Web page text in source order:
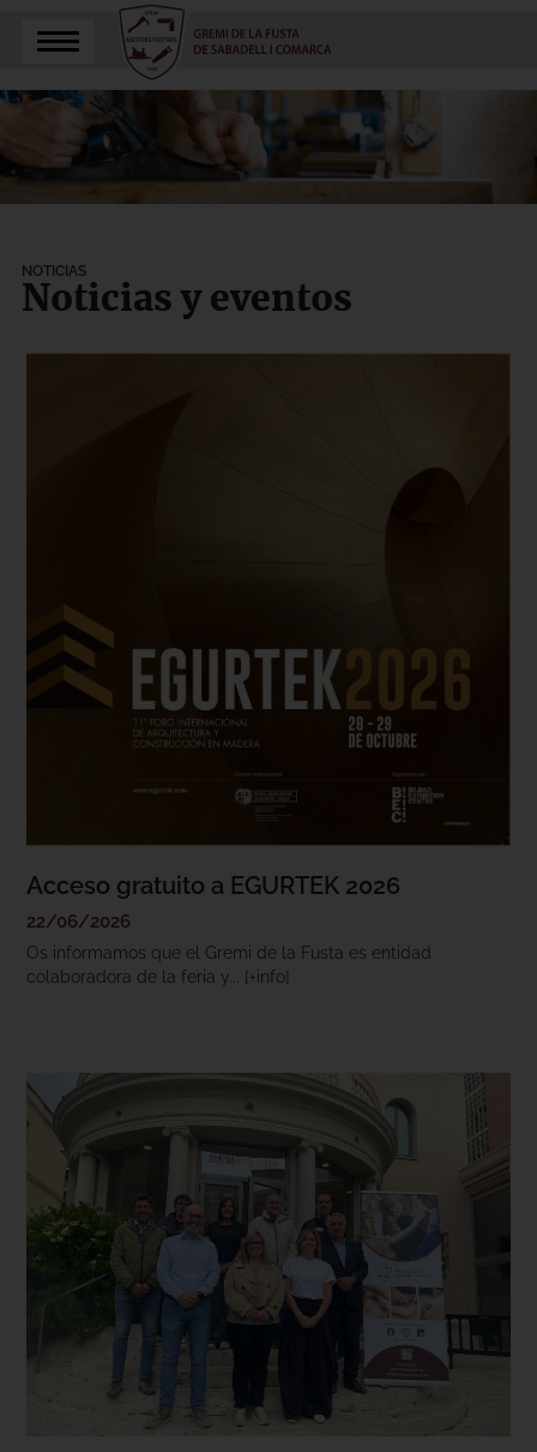
NOTICIAS
Noticias y eventos
Acceso gratuito a EGURTEK 2026
22/06/2026
Os informamos que el Gremi de la Fusta es entidad
colaboradora de la feria y... [+info]